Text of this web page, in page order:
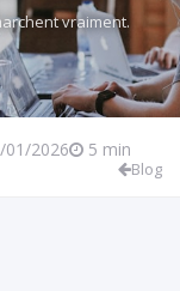
vraiment.
01/2026 5 min
Blog